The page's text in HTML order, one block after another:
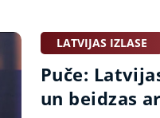
LATVIJAS IZLASE
Puče:
un beidzas